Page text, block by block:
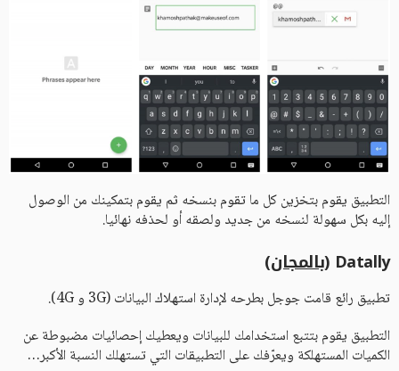
التطبيق يقوم بتخزين كل ما تقوم بنسخه ثم يقوم بتمكينك من الوصول
إليه بكل سهولة لنسخه من جديد ولصقه أو لحذفه نهائيا.
Datally ( بالمجان)
تطبيق رائع قامت جوجل بطرحه لإدارة استهلاك البيانات (3G و 4G).
التطبيق يقوم بتتبع استخدامك للبيانات ويعطيك إحصائيات مضبوطة عن
الكميات المستهلكة ويعرّفك على التطبيقات التي تستهلك النسبة الأكبر…